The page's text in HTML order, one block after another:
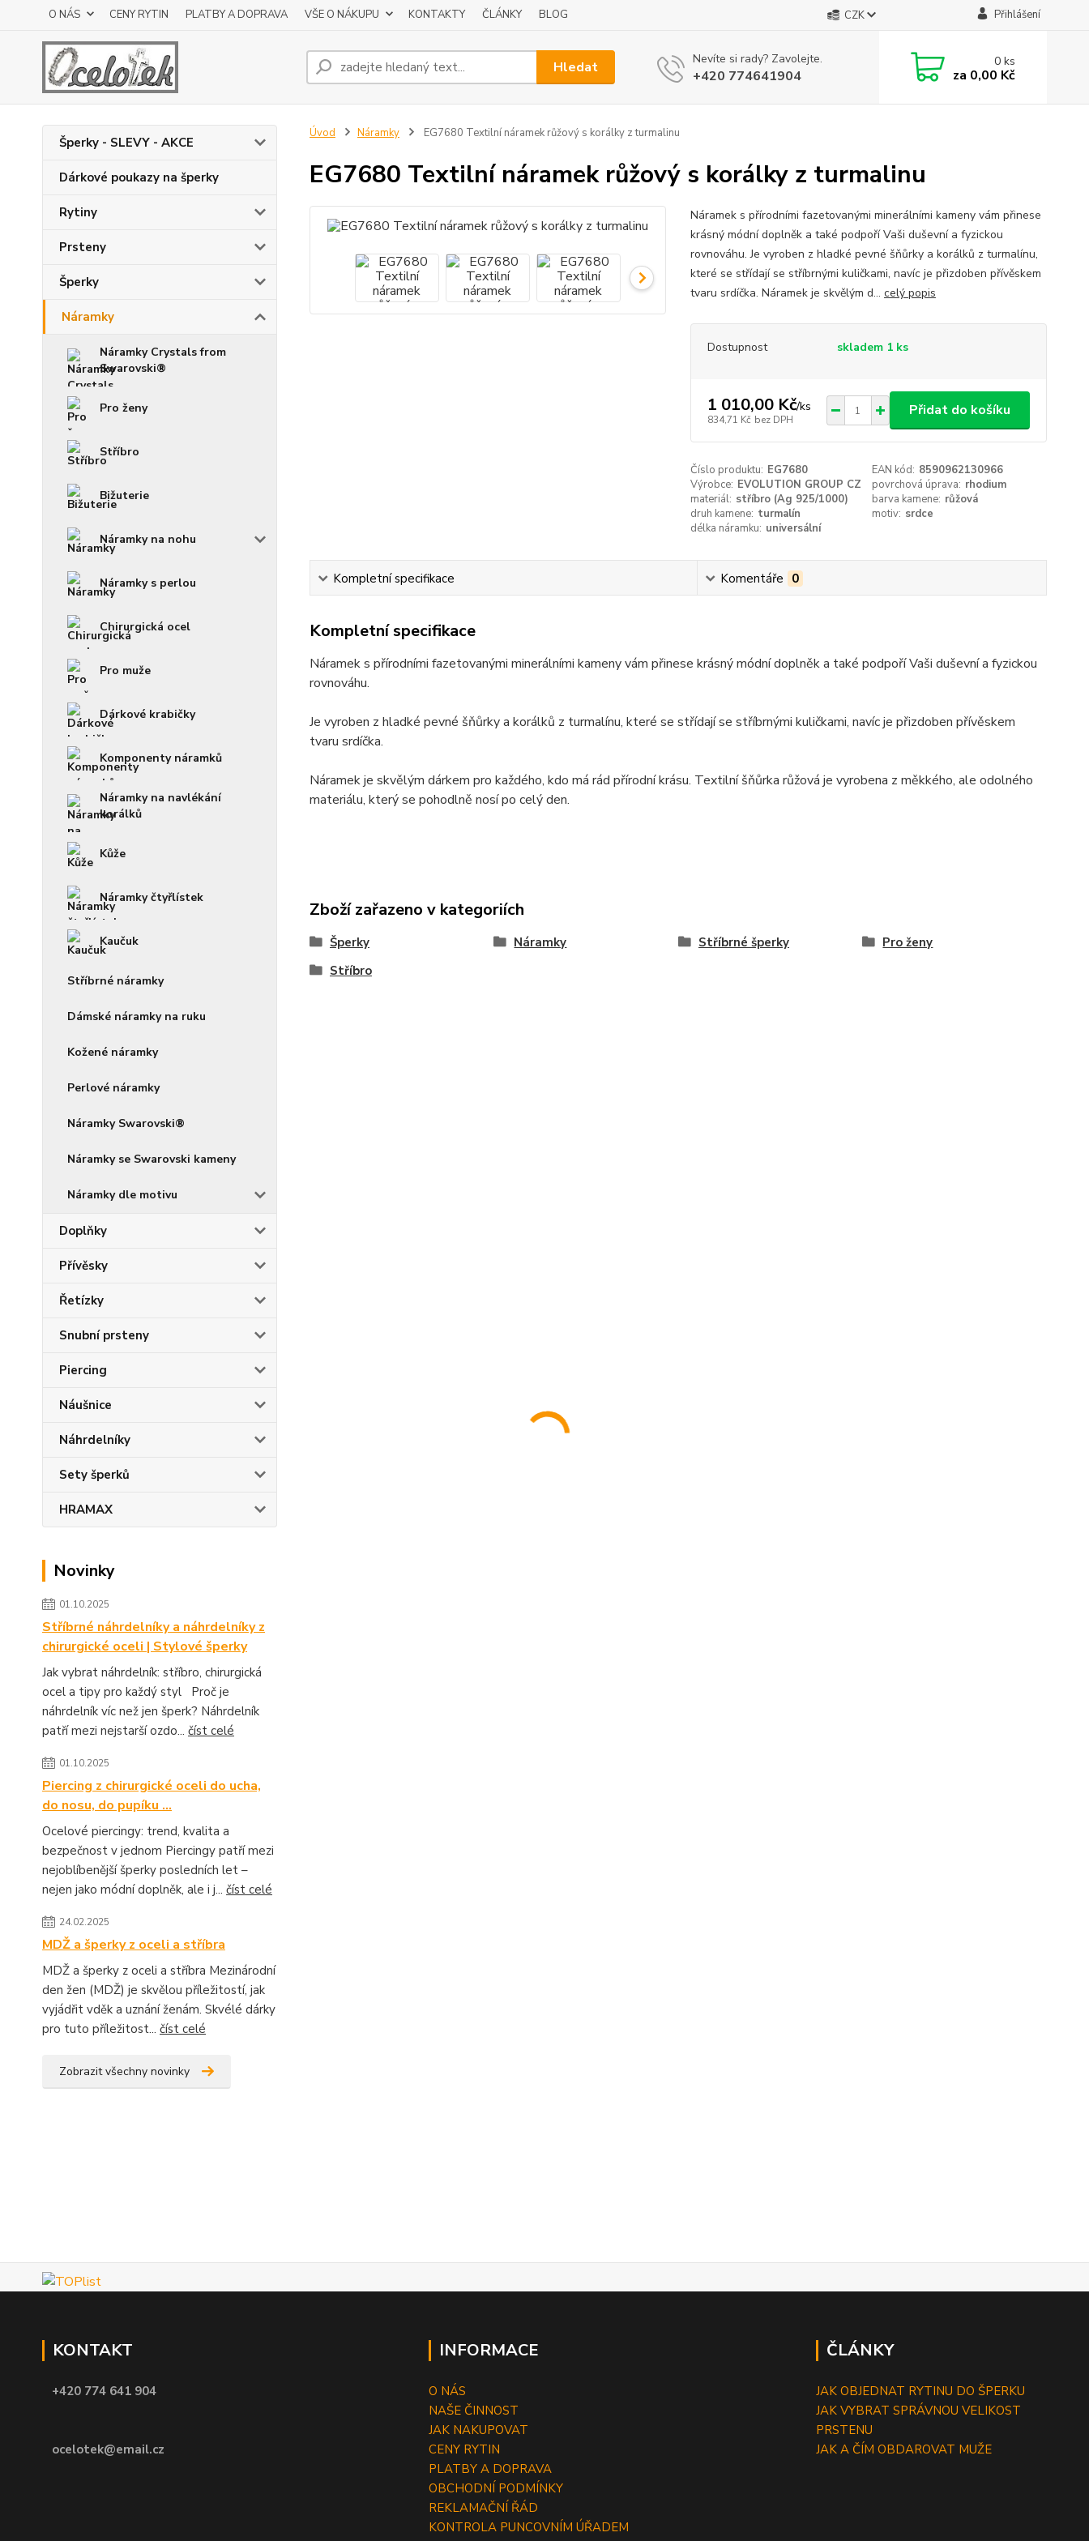
O NÁS CENY RYTIN PLATBY A DOPRAVA VŠE O NÁKUPU KONTAKTY ČLÁNKY BLOG CZK Přihlášení
Hledat Nevíte si rady? Zavolejte.
+420 774641904
0ks
za 0,00 Kč
Šperky - SLEVY - AKCE
Dárkové poukazy na šperky
Rytiny
Prsteny
Šperky
Náramky
Náramky Crystals from
Swarovski®
Pro ženy
Stříbro
Bižuterie
Náramky na nohu
Náramky s perlou
Chirurgická ocel
Pro muže
Dárkové krabičky
Komponenty náramků
Náramky na navlékání
korálků
Kůže
Náramky čtyřlístek
Kaučuk
Stříbrné náramky
Dámské náramky na ruku
Kožené náramky
Perlové náramky
Náramky Swarovski®
Náramky se Swarovski kameny
Náramky dle motivu
Doplňky
Přívěsky
Řetízky
Snubní prsteny
Piercing
Náušnice
Náhrdelníky
Sety šperků
HRAMAX
Novinky
01.10.2025
Stříbrné náhrdelníky a náhrdelníky z
chirurgické oceli | Stylové šperky
Jak vybrat náhrdelník: stříbro, chirurgická
ocel a tipy pro každý styl Proč je
náhrdelník víc než jen šperk? Náhrdelník
patří mezi nejstarší ozdo... číst celé
01.10.2025
Piercing z chirurgické oceli do ucha,
do nosu, do pupíku ...
Ocelové piercingy: trend, kvalita a
bezpečnost v jednom Piercingy patří mezi
nejoblíbenější šperky posledních let –
nejen jako módní doplněk, ale i j... číst celé
24.02.2025
MDŽ a šperky z oceli a stříbra
MDŽ a šperky z oceli a stříbra Mezinárodní
den žen (MDŽ) je skvělou příležitostí, jak
vyjádřit vděk a uznání ženám. Skvélé dárky
pro tuto příležitost... číst celé
Zobrazit všechny novinky
Úvod Náramky EG7680 Textilní náramek růžový s korálky z turmalinu
EG7680 Textilní náramek růžový s korálky z turmalinu
Náramek s přírodními fazetovanými minerálními kameny vám přinese
krásný módní doplněk a také podpoří Vaši duševní a fyzickou
rovnováhu. Je vyroben z hladké pevné šňůrky a korálků z turmalínu,
které se střídají se stříbrnými kuličkami, navíc je přizdoben přívěskem
tvaru srdíčka. Náramek je skvělým d... celý popis
Dostupnost skladem 1 ks
1 010,00 Kč/ks
834,71 Kč bez DPH
Přidat do košíku
Číslo produktu: EG7680 EAN kód: 8590962130966
Výrobce: EVOLUTION GROUP CZ povrchová úprava: rhodium
materiál: stříbro (Ag 925/1000) barva kamene: růžová
druh kamene: turmalín motiv: srdce
délka náramku: universální
Kompletní specifikace Komentáře 0
Kompletní specifikace
Náramek s přírodními fazetovanými minerálními kameny vám přinese krásný módní doplněk a také podpoří Vaši duševní a fyzickou
rovnováhu.
Je vyroben z hladké pevné šňůrky a korálků z turmalínu, které se střídají se stříbrnými kuličkami, navíc je přizdoben přívěskem
tvaru srdíčka.
Náramek je skvělým dárkem pro každého, kdo má rád přírodní krásu. Textilní šňůrka růžová je vyrobena z měkkého, ale odolného
materiálu, který se pohodlně nosí po celý den.
Zboží zařazeno v kategoriích
Šperky Náramky Stříbrné šperky
Pro ženy
Stříbro
KONTAKT
+420 774 641 904
ocelotek@email.cz
INFORMACE
O NÁS
NAŠE ČINNOST
JAK NAKUPOVAT
CENY RYTIN
PLATBY A DOPRAVA
OBCHODNÍ PODMÍNKY
REKLAMAČNÍ ŘÁD
KONTROLA PUNCOVNÍM ÚŘADEM
ČLÁNKY
JAK OBJEDNAT RYTINU DO ŠPERKU
JAK VYBRAT SPRÁVNOU VELIKOST
PRSTENU
JAK A ČÍM OBDAROVAT MUŽE